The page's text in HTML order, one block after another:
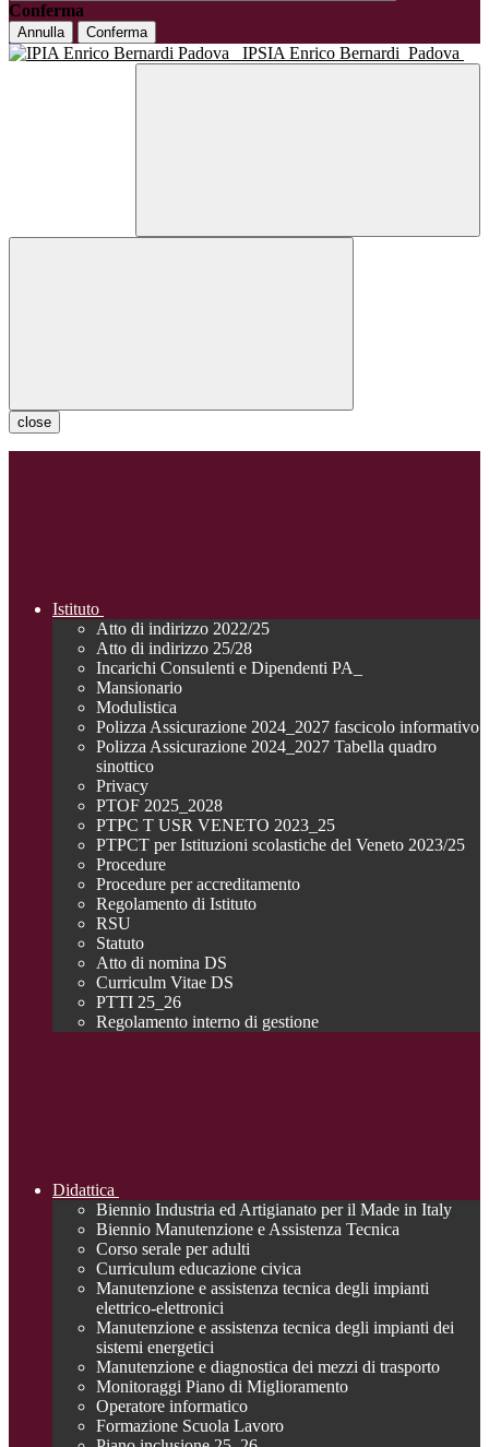
Conferma
Annulla Conferma
IPSIA Enrico Bernardi Padova
close
Istituto
Atto di indirizzo 2022/25
Atto di indirizzo 25/28
Incarichi Consulenti e Dipendenti PA_
Mansionario
Modulistica
Polizza Assicurazione 2024_2027 fascicolo informativo
Polizza Assicurazione 2024_2027 Tabella quadro
sinottico
Privacy
PTOF 2025_2028
PTPC T USR VENETO 2023_25
PTPCT per Istituzioni scolastiche del Veneto 2023/25
Procedure
Procedure per accreditamento
Regolamento di Istituto
RSU
Statuto
Atto di nomina DS
Curriculm Vitae DS
PTTI 25_26
Regolamento interno di gestione
Didattica
Biennio Industria ed Artigianato per il Made in Italy
Biennio Manutenzione e Assistenza Tecnica
Corso serale per adulti
Curriculum educazione civica
Manutenzione e assistenza tecnica degli impianti
elettrico-elettronici
Manutenzione e assistenza tecnica degli impianti dei
sistemi energetici
Manutenzione e diagnostica dei mezzi di trasporto
Monitoraggi Piano di Miglioramento
Operatore informatico
Formazione Scuola Lavoro